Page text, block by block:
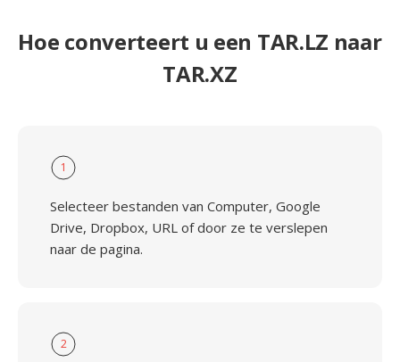
Hoe converteert u een TAR.LZ naar
TAR.XZ
1
Selecteer bestanden van Computer, Google
Drive, Dropbox, URL of door ze te verslepen
naar de pagina.
2